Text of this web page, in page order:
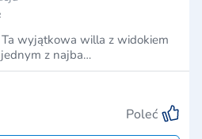
wyjątkowa willa z widokiem
z najba…
Poleć